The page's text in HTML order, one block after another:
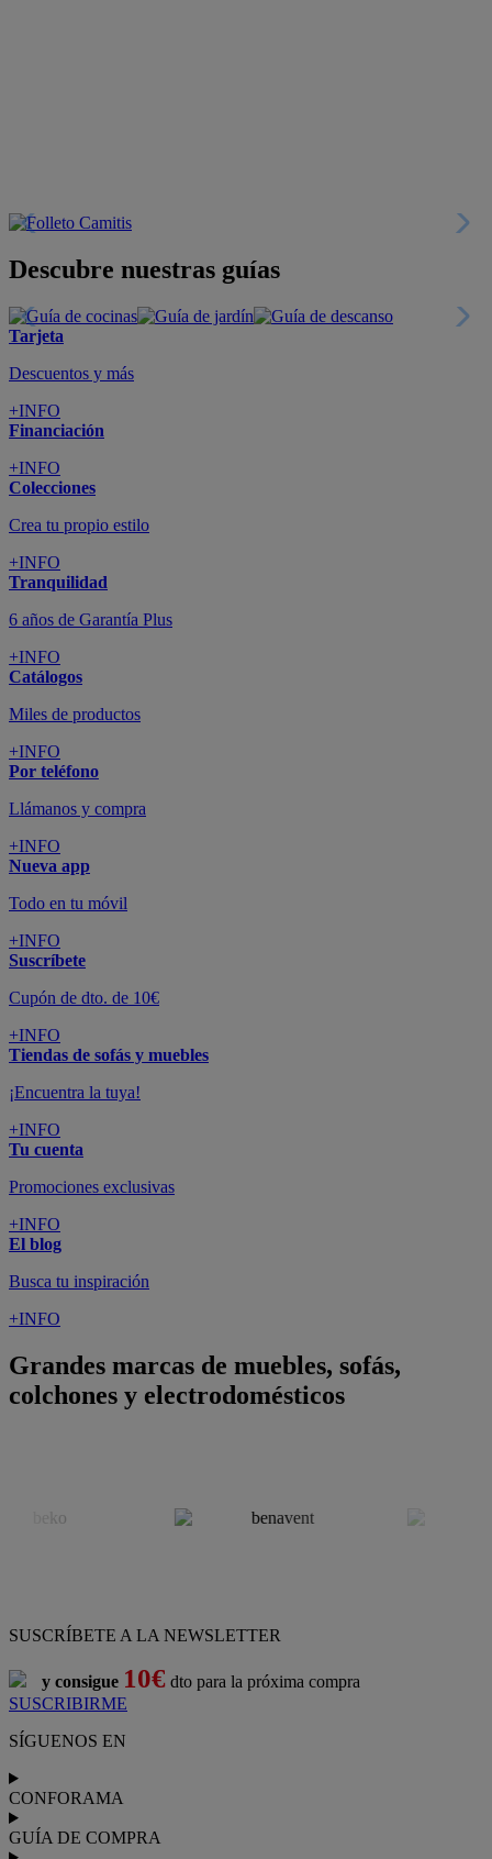
Descubre nuestras guías
Tarjeta
Descuentos y más
+INFO
Financiación
+INFO
Colecciones
Crea tu propio estilo
+INFO
Tranquilidad
6 años de Garantía Plus
+INFO
Catálogos
Miles de productos
+INFO
Por teléfono
Llámanos y compra
+INFO
Nueva app
Todo en tu móvil
+INFO
Suscríbete
Cupón de dto. de 10€
+INFO
Tiendas de sofás y muebles
¡Encuentra la tuya!
+INFO
Tu cuenta
Promociones exclusivas
+INFO
El blog
Busca tu inspiración
+INFO
Grandes marcas de muebles, sofás,
colchones y electrodomésticos
SUSCRÍBETE A LA NEWSLETTER
y consigue 10€ dto para la próxima compra
SUSCRIBIRME
SÍGUENOS EN
CONFORAMA
GUÍA DE COMPRA